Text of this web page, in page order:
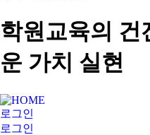
학원교육의 건
운 가치 실현
로그인
로그인